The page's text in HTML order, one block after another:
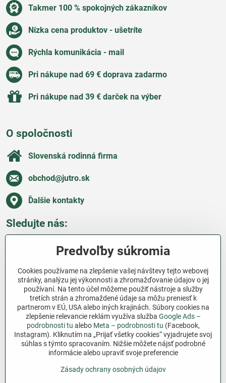
Takmer 100 % spokojných zákazníkov
Nízka cena produktov - ušetríte
Rýchla komunikácia - mail
Pri nákupe nad 69 € doprava zadarmo
Pri nákupe nad 39 € darček na výber
O spoločnosti
Slovenská rodinná firma
obchod​@jutro​.sk
Ďalšie kontakty
Sledujte nás:
Všetko o nákupe
Ďakujeme za podporu
Sme slovenský e-shop bez dotácií​. Fungujeme len
vďaka vám – ľuďom, ktorí veria v poctivú prácu a
lásku k pôde​. Každý nákup na Jutro​.sk nám pomáha
pokračovať v tom, čo má zmysel – pomáhať
záhradkárom zadarmo a srdcom​.
Predvoľby súkromia
Cookies používame na zlepšenie vašej návštevy tejto webovej
stránky, analýzu jej výkonnosti a zhromažďovanie údajov o jej
používaní. Na tento účel môžeme použiť nástroje a služby
tretích strán a zhromaždené údaje sa môžu preniesť k
partnerom v EÚ, USA alebo iných krajinách. Súbory cookies na
zlepšenie relevancie reklám využíva služba Google Ads –
podrobnosti tu alebo Meta – podrobnosti tu (Facebook,
Instagram). Kliknutím na „Prijať všetky cookies“ vyjadrujete svoj
súhlas s týmto spracovaním. Nižšie môžete nájsť podrobné
informácie alebo upraviť svoje preferencie
Zásady ochrany osobných údajov